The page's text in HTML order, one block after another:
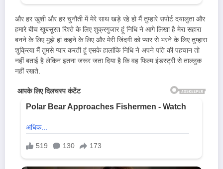
और हर खुशी और हर चुनौती में मेरे साथ खड़े रहे हो मैं तुम्हारे सपोर्ट दयालुता और
हमारे बीच खूबसूरत रिश्ते के लिए शुक्रगुजार हूं निधि ने आगे लिखा है मेरा सहारा
बनने के लिए मुझे हां कहने के लिए और मेरी जिंदगी को प्यार से भरने के लिए तुम्हारा
शुक्रिया मैं तुमसे प्यार करती हूं एसके हालांकि निधि ने अपने पति की पहचान तो
नहीं बताई है लेकिन इतना जरूर जता दिया है कि वह फिल्म इंडस्ट्री से ताल्लुक
नहीं रखते.